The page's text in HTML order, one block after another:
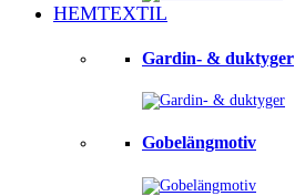
HEMTEXTIL
Gardin- & duktyger
Gobelängmotiv